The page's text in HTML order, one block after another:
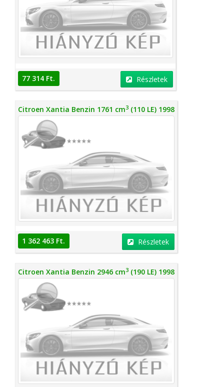
77 314 Ft. Részletek
Citroen Xantia Benzin 1761 cm3 (110 LE) 1998
1 362 463 Ft. Részletek
Citroen Xantia Benzin 2946 cm3 (190 LE) 1998